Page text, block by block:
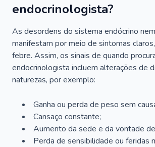
endocrinologista?
As desordens do sistema endócrino
manifestam por meio de sintomas
febre. Assim, os sinais de quando
endocrinologista incluem alterações de
naturezas, por exemplo:
Ganha ou perda de peso sem
Cansaço constante;
Aumento da sede e da vontade
Perda de sensibilidade ou feridas